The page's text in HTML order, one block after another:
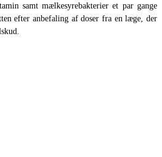
samt mælkesyrebakterier et par gange
efter anbefaling af doser fra en læge, der